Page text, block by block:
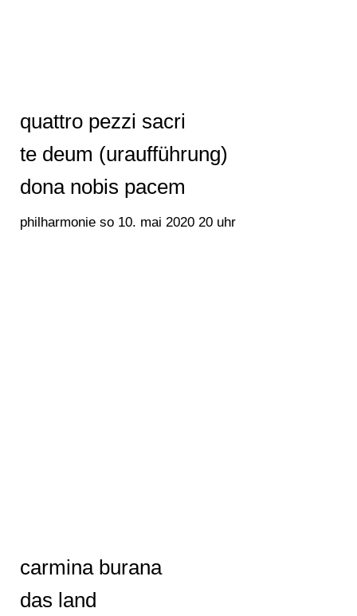
quattro pezzi sacri
te deum (uraufführung)
dona nobis pacem
philharmonie so 10. mai 2020 20 uhr
carmina burana
das land